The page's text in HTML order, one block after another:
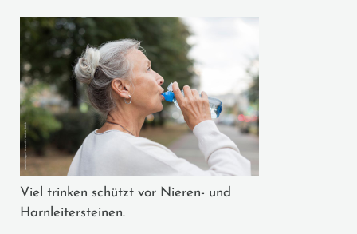
Viel trinken schützt vor Nieren- und
Harnleitersteinen.